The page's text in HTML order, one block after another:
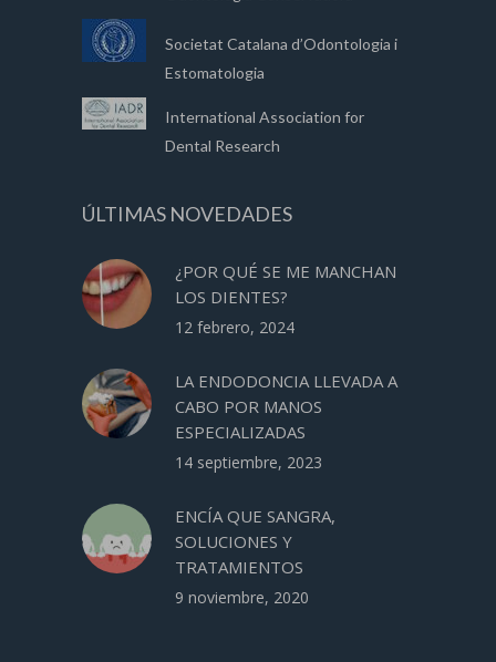
Societat Catalana d’Odontologia i
Estomatologia
International Association for
Dental Research
ÚLTIMAS NOVEDADES
¿POR QUÉ SE ME MANCHAN
LOS DIENTES?
12 febrero, 2024
LA ENDODONCIA LLEVADA A
CABO POR MANOS
ESPECIALIZADAS
14 septiembre, 2023
ENCÍA QUE SANGRA,
SOLUCIONES Y
TRATAMIENTOS
9 noviembre, 2020